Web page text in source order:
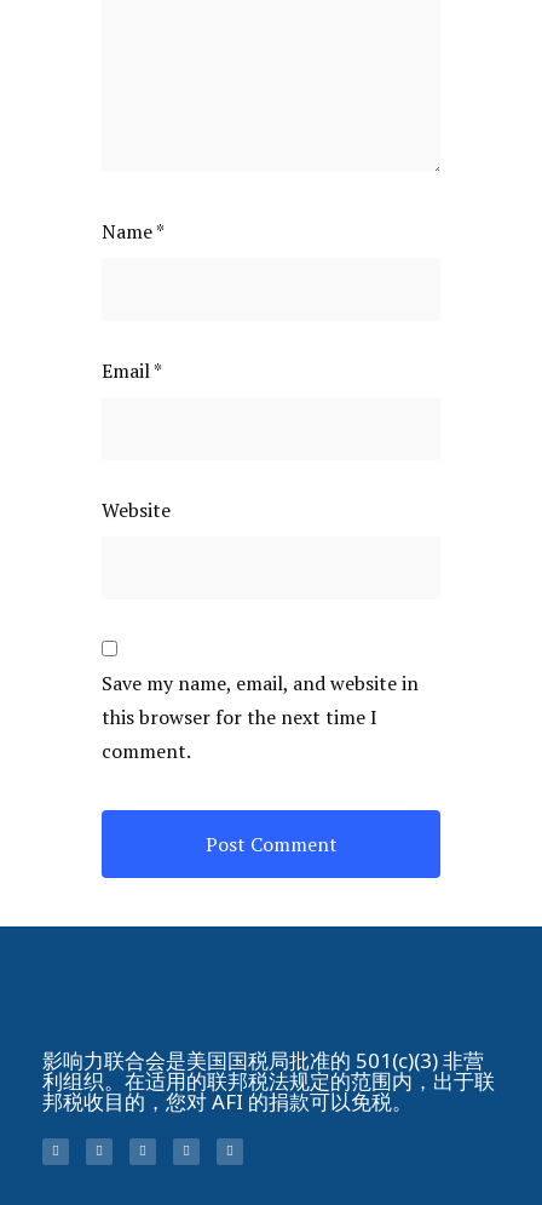
Name*
Email*
Website
Save my name, email, and website in
this browser for the next time I
comment.
影响力联合会是美国国税局批准的 501(c)(3) 非营
利组织。在适用的联邦税法规定的范围内，出于联
邦税收目的，您对 AFI 的捐款可以免税。